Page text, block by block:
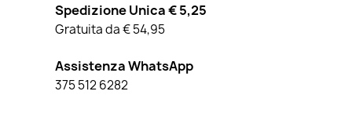
Spedizione Unica € 5,25
Gratuita da € 54,95
Assistenza WhatsApp
375 512 6282